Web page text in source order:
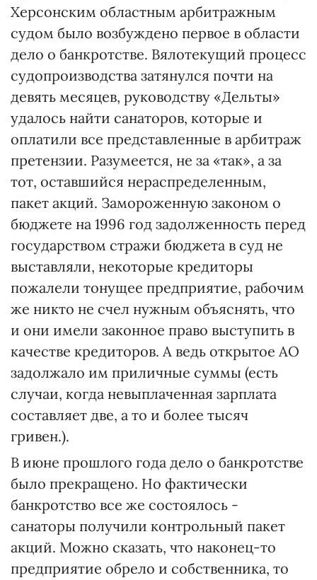
Херсонским областным арбитражным
судом было возбуждено первое в области
дело о банкротстве. Вялотекущий процесс
судопроизводства затянулся почти на
девять месяцев, руководству «Дельты»
удалось найти санаторов, которые и
оплатили все представленные в арбитраж
претензии. Разумеется, не за «так», а за
тот, оставшийся нераспределенным,
пакет акций. Замороженную законом о
бюджете на 1996 год задолженность перед
государством стражи бюджета в суд не
выставляли, некоторые кредиторы
пожалели тонущее предприятие, рабочим
же никто не счел нужным объяснять, что
и они имели законное право выступить в
качестве кредиторов. А ведь открытое АО
задолжало им приличные суммы (есть
случаи, когда невыплаченная зарплата
составляет две, а то и более тысяч
гривен.).
В июне прошлого года дело о банкротстве
было прекращено. Но фактически
банкротство все же состоялось -
санаторы получили контрольный пакет
акций. Можно сказать, что наконец-то
предприятие обрело и собственника, то